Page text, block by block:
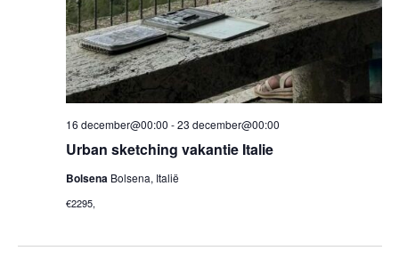
Urban sketching vakantie Italie
16 december@00:00 -23 december@00:00
Bolsena Bolsena, Italië
€2295,